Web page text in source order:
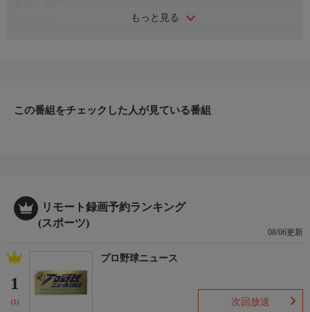
もっと見る
●神田コウヤ×木下カラテ
※予告無く内容を変更する場合があります。
この番組をチェックした人が見ている番組
リモート録画予約ランキング
(スポーツ)
08/06更新
1
(1)
プロ野球ニュース
次回放送